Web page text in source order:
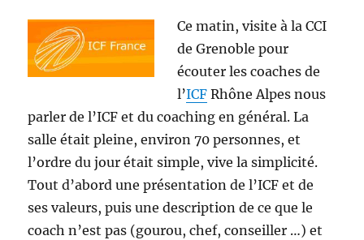
Ce matin, visite à la CCI
de Grenoble pour
écouter les coaches de
l’ICF Rhône Alpes nous
parler de l’ICF et du coaching en général. La
salle était pleine, environ 70 personnes, et
l’ordre du jour était simple, vive la simplicité.
Tout d’abord une présentation de l’ICF et de
ses valeurs, puis une description de ce que le
coach n’est pas (gourou, chef, conseiller …) et